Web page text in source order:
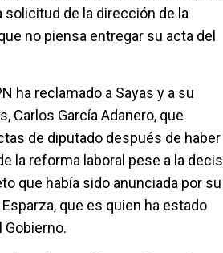
solicitud de la dirección de la
no piensa entregar su acta del
ha reclamado a Sayas y a su
Carlos García Adanero, que
de diputado después de haber
la reforma laboral pese a la
que había sido anunciada por su
que es quien ha estado
Gobierno.